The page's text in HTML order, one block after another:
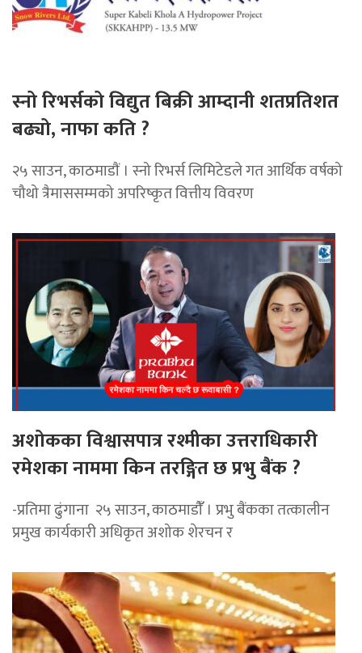
स्नो रिभर्सको विद्युत बिक्री आम्दानी शतप्रतिशत
बढ्यो, नाफा कति ?
२५ साउन, काठमाडाैं । स्नो रिभर्स लिमिटेडले गत आर्थिक वर्षको
चौथो त्रैमाससम्मको अपरिष्कृत वित्तीय विवरण
अशोकका विश्वासपात्र रश्मीका उत्तराधिकारी
रमेशका नाममा किन तरङ्गित छ प्रभु बैंक ?
-प्रतिमा ढुंगाना २५ साउन, काठमाडौंँ । प्रभु बैंकका तत्कालीन
प्रमुख कार्यकारी अधिकृत अशोक शेरचन र